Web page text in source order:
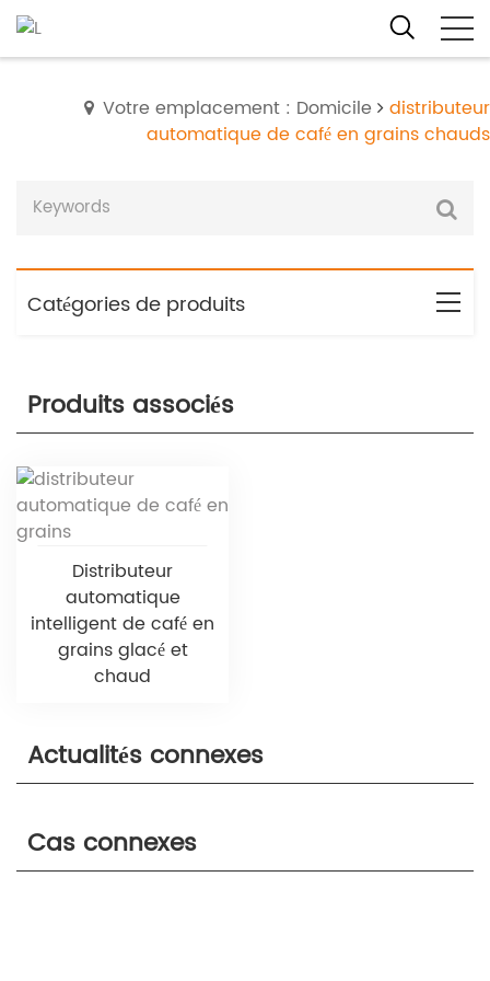
Votre emplacement : Domicile
distributeur
automatique de café en grains chauds
Catégories de produits
Produits associés
Distributeur
automatique
intelligent de café en
grains glacé et
chaud
Actualités connexes
Cas connexes